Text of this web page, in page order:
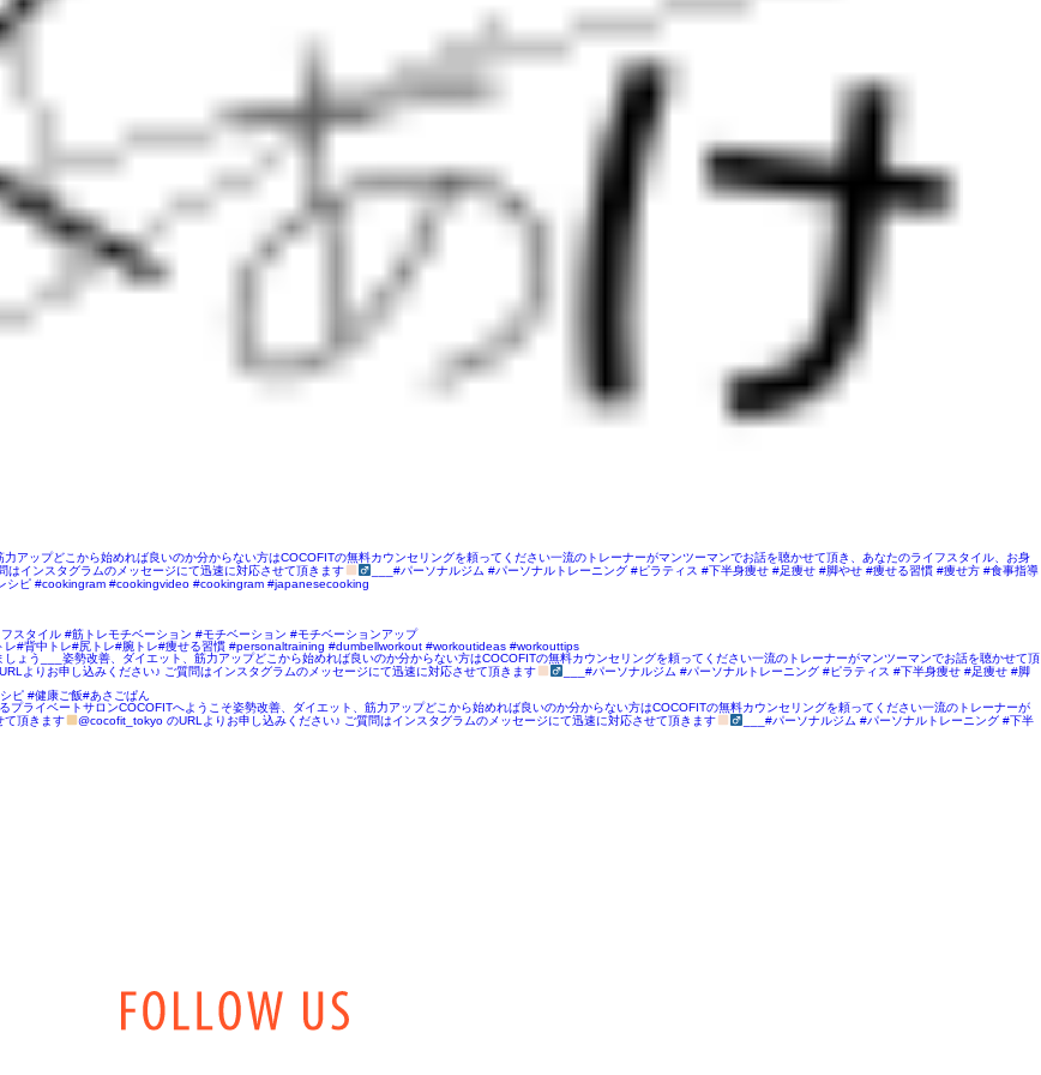
力アップどこから始めれば良いのか分からない方はCOCOFITの無料カウンセリングを頼ってください一流のトレーナーがマンツーマンでお話を聴かせて頂き、あなたのライフスタイル、お身
インスタグラムのメッセージにて迅速に対応させて頂きます
___#パーソナルジム #パーソナルトレーニング #ピラティス #下半身痩せ #足痩せ #脚やせ #痩せる習慣 #痩せ方 #食事指導
シピ #cookingram #cookingvideo #cookingram #japanesecooking
スタイル #筋トレモチベーション #モチベーション #モチベーションアップ
#背中トレ#尻トレ#腕トレ#痩せる習慣 #personaltraining #dumbellworkout #workoutideas #workouttips
しょう
___姿勢改善、ダイエット、筋力アップどこから始めれば良いのか分からない方はCOCOFITの無料カウンセリングを頼ってください一流のトレーナーがマンツーマンでお話を聴かせて頂
よりお申し込みください♪ ご質問はインスタグラムのメッセージにて迅速に対応させて頂きます
___#パーソナルジム #パーソナルトレーニング #ピラティス #下半身痩せ #足痩せ #脚
ピ #健康ご飯#あさごぱん
ライベートサロンCOCOFITへようこそ姿勢改善、ダイエット、筋力アップどこから始めれば良いのか分からない方はCOCOFITの無料カウンセリングを頼ってください一流のトレーナーが
て頂きます
@cocofit_tokyo のURLよりお申し込みください♪ ご質問はインスタグラムのメッセージにて迅速に対応させて頂きます
___#パーソナルジム #パーソナルトレーニング #下半